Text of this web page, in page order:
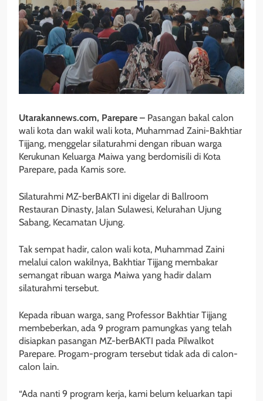
Utarakannews.com, Parepare – Pasangan bakal calon
wali kota dan wakil wali kota, Muhammad Zaini-Bakhtiar
Tijjang, menggelar silaturahmi dengan ribuan warga
Kerukunan Keluarga Maiwa yang berdomisili di Kota
Parepare, pada Kamis sore.
Silaturahmi MZ-berBAKTI ini digelar di Ballroom
Restauran Dinasty, Jalan Sulawesi, Kelurahan Ujung
Sabang, Kecamatan Ujung.
Tak sempat hadir, calon wali kota, Muhammad Zaini
melalui calon wakilnya, Bakhtiar Tijjang membakar
semangat ribuan warga Maiwa yang hadir dalam
silaturahmi tersebut.
Kepada ribuan warga, sang Professor Bakhtiar Tijjang
membeberkan, ada 9 program pamungkas yang telah
disiapkan pasangan MZ-berBAKTI pada Pilwalkot
Parepare. Progam-program tersebut tidak ada di calon-
calon lain.
“Ada nanti 9 program kerja, kami belum keluarkan tapi